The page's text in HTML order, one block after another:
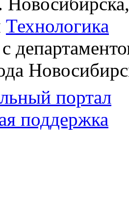
Технологика
портал
поддержка